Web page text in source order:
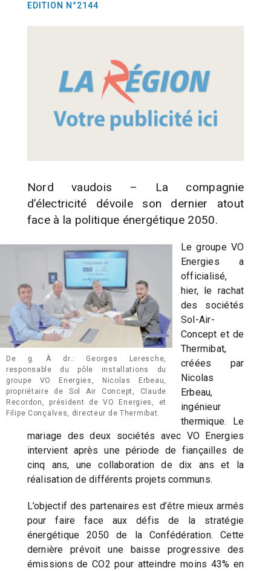
EDITION N°2144
Nord vaudois – La compagnie
d’électricité dévoile son dernier atout
face à la politique énergétique 2050.
De g. À dr.: Georges Leresche,
responsable du pôle installations du
groupe VO Energies, Nicolas Erbeau,
propriétaire de Sol Air Concept, Claude
Recordon, président de VO Energies, et
Filipe Conçalves, directeur de Thermibat.
Le groupe VO
Energies a
officialisé,
hier, le rachat
des sociétés
Sol-Air-
Concept et de
Thermibat,
créées par
Nicolas
Erbeau,
ingénieur
thermique. Le
mariage des deux sociétés avec VO Energies
intervient après une période de fiançailles de
cinq ans, une collaboration de dix ans et la
réalisation de différents projets communs.
L’objectif des partenaires est d’être mieux armés
pour faire face aux défis de la stratégie
énergétique 2050 de la Confédération. Cette
dernière prévoit une baisse progressive des
émissions de CO2 pour atteindre moins 43% en